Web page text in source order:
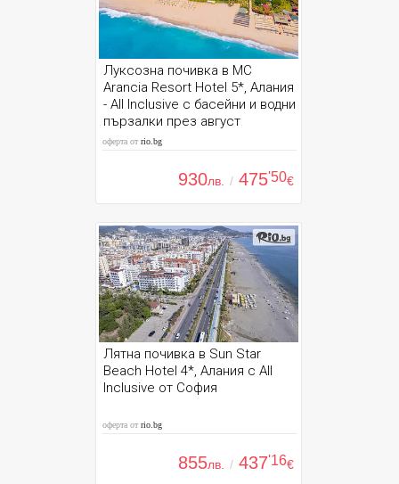
Луксозна почивка в MC
Arancia Resort Hotel 5*, Алания
- All Inclusive с басейни и водни
пързалки през август
оферта отrio.bg
930лв. / 475'50€
Лятна почивка в Sun Star
Beach Hotel 4*, Алания с All
Inclusive от София
оферта отrio.bg
855лв. / 437'16€